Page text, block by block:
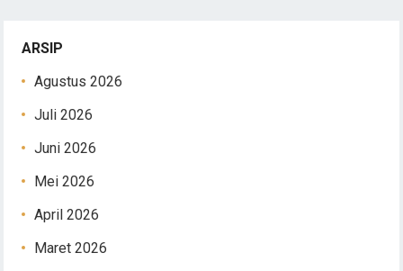
ARSIP
Agustus 2026
Juli 2026
Juni 2026
Mei 2026
April 2026
Maret 2026